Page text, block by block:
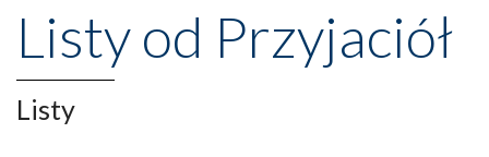
wznoszono na chwałę Bożą, na przykład – w podzięce za
Opatrznościową pomoc w wygranej bitwie o
niepodległość kraju. Zachwyt budziła potężna, a zarazem
misterna architektura tych monumentalnych dzieł,
wspaniałe zdobienia, dbałość ich twórców o detale,
Listy od Przyjaciół
Listy